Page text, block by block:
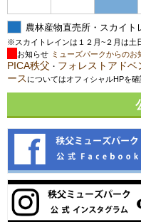
農林産物直売所・スカイト
※スカイトレインは１２月~２月は土
お知らせ ミューズパークからのお
PICA秩父 ・ フォレストアドベ
ース についてはオフィシャルHPを確